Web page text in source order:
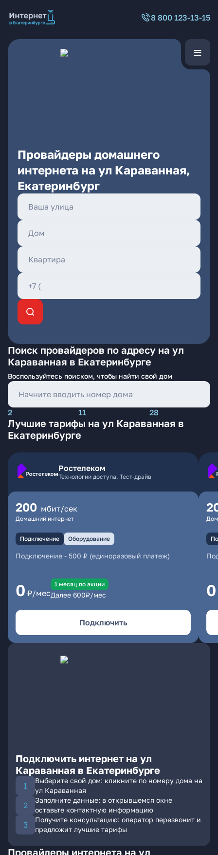
8 800 123-13-15
Провайдеры домашнего
интернета на ул Караванная,
Екатеринбург
Поиск провайдеров по адресу на ул
Караванная в Екатеринбурге
Воспользуйтесь поиском, чтобы найти свой дом
2 11 28
Лучшие тарифы на ул Караванная в
Екатеринбурге
Ростелеком
Технологии доступа. Тест-драйв
200 мбит/сек
Домашний интернет
Подключение Оборудование
Подключение - 500 ₽ (единоразовый платеж)
0 ₽/мес
1 месяц по акции
Далее 600₽/мес
Подключить
0
Подключить интернет на ул
Караванная в Екатеринбурге
Выберите свой дом: кликните по номеру дома на
ул Караванная
Заполните данные: в открывшемся окне
оставьте контактную информацию
Получите консультацию: оператор перезвонит и
предложит лучшие тарифы
Провайдеры интернета на ул